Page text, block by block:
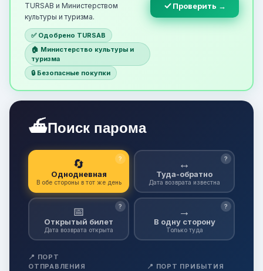
TURSAB и Министерством
культуры и туризма.
✅ Одобрено TURSAB
🏠 Министерство культуры и
туризма
🔒 Безопасные покупки
Проверить →
⛴Поиск парома
🔄
Однодневная
В обе стороны в тот же день
? ↔
Туда-обратно
Дата возврата известна
?
📅
Открытый билет
Дата возврата открыта
? →
В одну сторону
Только туда
?
📍 ПОРТ
ОТПРАВЛЕНИЯ
📍 ПОРТ ПРИБЫТИЯ